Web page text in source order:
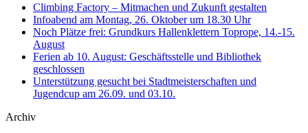
Climbing Factory – Mitmachen und Zukunft gestalten
Infoabend am Montag, 26. Oktober um 18.30 Uhr
Noch Plätze frei: Grundkurs Hallenklettern Toprope, 14.-15.
August
Ferien ab 10. August: Geschäftsstelle und Bibliothek
geschlossen
Unterstützung gesucht bei Stadtmeisterschaften und
Jugendcup am 26.09. und 03.10.
Archiv